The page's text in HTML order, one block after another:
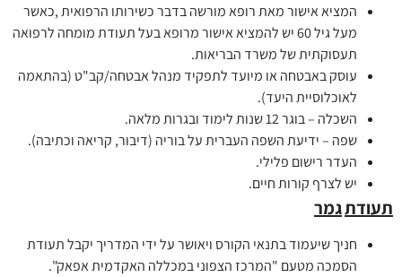
המציא אישור מאת רופא מורשה בדבר כשירותו הרפואית ,כאשר
מעל גיל 60 יש להמציא אישור מרופא בעל תעודת מומחה לרפואה
תעסוקתית של משרד הבריאות.
עוסק באבטחה או מיועד לתפקיד מנהל אבטחה/קב"ט (בהתאמה
לאוכלוסיית היעד).
השכלה – בוגר 12 שנות לימוד ובגרות מלאה.
שפה – ידיעת השפה העברית על בוריה (דיבור, קריאה וכתיבה).
העדר רישום פלילי.
יש לצרף קורות חיים.
תעודתגמר
חניך שיעמוד בתנאי הקורס ויאושר על ידי המדריך יקבל תעודת
הסמכה מטעם "המרכז הצפוני במכללה האקדמית אפאק".